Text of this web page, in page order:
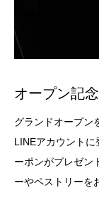
オープン記
グランドオープン
LINEアカウント
ーポンがプレゼン
ーやペストリーを